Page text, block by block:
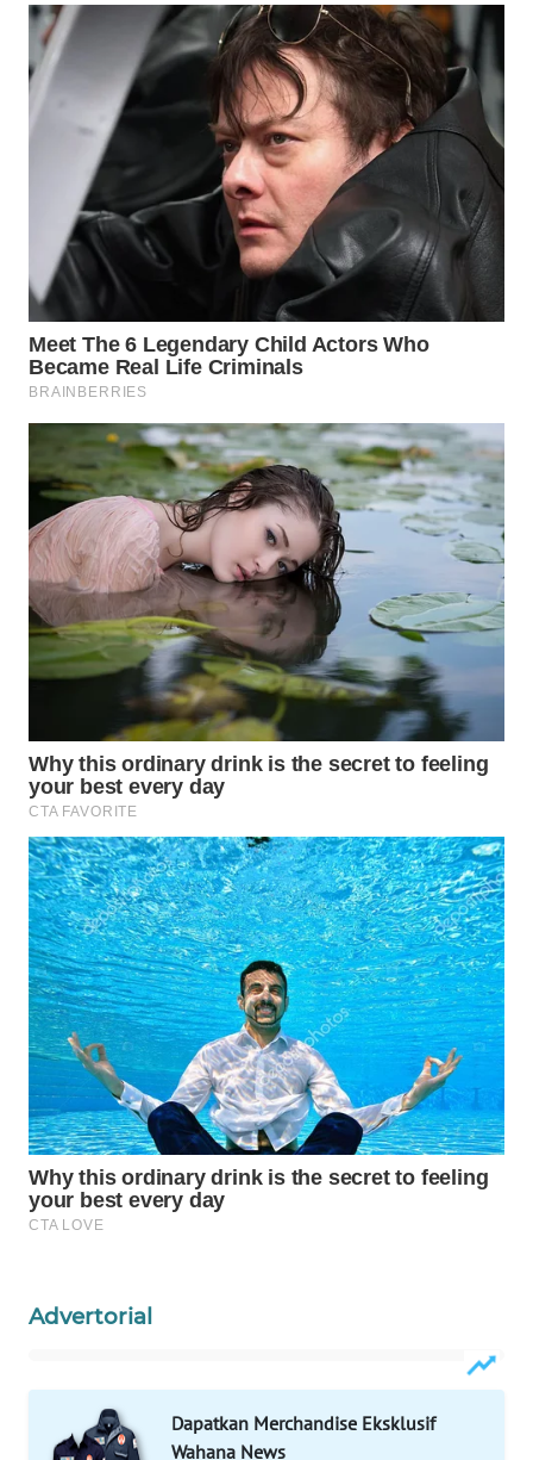
Advertorial
Dapatkan Merchandise Eksklusif
Wahana News
MARTABAT
WATCH
MKLI
LPKKI
LKKI
KOPEKLIN
PORTAL
KONSUMEN
FORWAMKI
ALPERKLINAS
FORJASIDA
SITUNGIR
NEWS
SIDIKALANG
NEWS
SIBARAGAS
NEWS
METRO
SIANTAR
NEWS
METRO
MEDAN
METRO
JAKARTA
NEWS